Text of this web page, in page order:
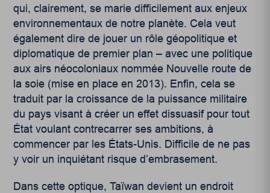
qui, clairement, se marie difficilement aux enjeux
environnementaux de notre planète. Cela veut
également dire de jouer un rôle géopolitique et
diplomatique de premier plan – avec une politique
aux airs néocoloniaux nommée Nouvelle route de
la soie (mise en place en 2013). Enfin, cela se
traduit par la croissance de la puissance militaire
du pays visant à créer un effet dissuasif pour tout
État voulant contrecarrer ses ambitions, à
commencer par les États-Unis. Difficile de ne pas
y voir un inquiétant risque d’embrasement.
Dans cette optique, Taïwan devient un endroit